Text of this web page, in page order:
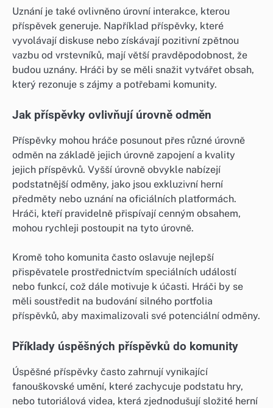
Uznání je také ovlivněno úrovní interakce, kterou
příspěvek generuje. Například příspěvky, které
vyvolávají diskuse nebo získávají pozitivní zpětnou
vazbu od vrstevníků, mají větší pravděpodobnost, že
budou uznány. Hráči by se měli snažit vytvářet obsah,
který rezonuje s zájmy a potřebami komunity.
Jak příspěvky ovlivňují úrovně odměn
Příspěvky mohou hráče posunout přes různé úrovně
odměn na základě jejich úrovně zapojení a kvality
jejich příspěvků. Vyšší úrovně obvykle nabízejí
podstatnější odměny, jako jsou exkluzivní herní
předměty nebo uznání na oficiálních platformách.
Hráči, kteří pravidelně přispívají cenným obsahem,
mohou rychleji postoupit na tyto úrovně.
Kromě toho komunita často oslavuje nejlepší
přispěvatele prostřednictvím speciálních událostí
nebo funkcí, což dále motivuje k účasti. Hráči by se
měli soustředit na budování silného portfolia
příspěvků, aby maximalizovali své potenciální odměny.
Příklady úspěšných příspěvků do komunity
Úspěšné příspěvky často zahrnují vynikající
fanouškovské umění, které zachycuje podstatu hry,
nebo tutoriálová videa, která zjednodušují složité herní